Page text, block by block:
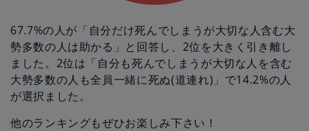
67.7%の人が「自分だけ死んでしまうが大切な人含む大
勢多数の人は助かる」と回答し、2位を大きく引き離し
ました。2位は「自分も死んでしまうが大切な人を含む
大勢多数の人も全員一緒に死ぬ(道連れ)」で14.2%の人
が選択ました。
他のランキングもぜひお楽しみ下さい！